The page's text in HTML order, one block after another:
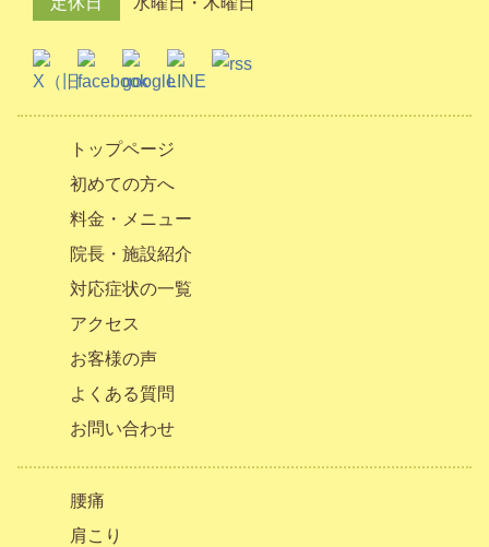
トップページ
初めての方へ
料金・メニュー
院長・施設紹介
対応症状の一覧
アクセス
お客様の声
よくある質問
お問い合わせ
腰痛
肩こり